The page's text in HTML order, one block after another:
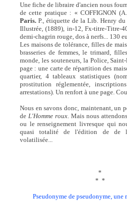
Une fiche de libraire d'ancien nous
de cette pratique : « COFFIGNON
Paris.P., étiquette de la Lib. Henry du
Illustrée, (1889), in-12, Fx-titre-Titre-
demi-chagrin rouge, dos à nerfs... 130
Les maisons de tolérance, filles de
brasseries de femmes, le trimard,
monde, les souteneurs, la Police,
page : une carte de répartition des
quartier, 4 tableaux statistiques
prostitution réglementée,
arrestations). Un renfort à une page.
Nous en savons donc, maintenant, un
de L'Homme roux. Mais nous
ou le renseignement livresque qui
quasi totalité de l'édition de de
volatilisée...
*
* *
Pseudonyme de pseudonyme, une